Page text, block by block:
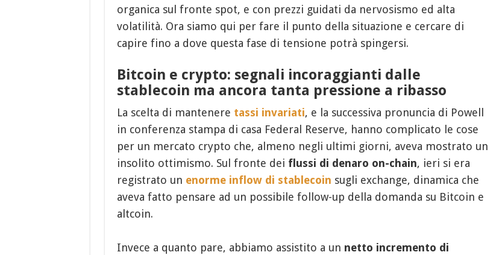
organica sul fronte spot, e con prezzi guidati da nervosismo ed alta
volatilità. Ora siamo qui per fare il punto della situazione e cercare di
capire fino a dove questa fase di tensione potrà spingersi.
Bitcoin e crypto: segnali incoraggianti dalle
stablecoin ma ancora tanta pressione a ribasso
La scelta di mantenere tassi invariati, e la successiva pronuncia di Powell
in conferenza stampa di casa Federal Reserve, hanno complicato le cose
per un mercato crypto che, almeno negli ultimi giorni, aveva mostrato un
insolito ottimismo. Sul fronte dei flussi di denaro on-chain, ieri si era
registrato un enorme inflow di stablecoin sugli exchange, dinamica che
aveva fatto pensare ad un possibile follow-up della domanda su Bitcoin e
altcoin.
Invece a quanto pare, abbiamo assistito a un netto incremento di